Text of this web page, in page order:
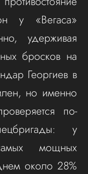
у «Вегаса»
удерживая
бросков на
Георгиев в
но именно
по-
у
мощных
около 28%